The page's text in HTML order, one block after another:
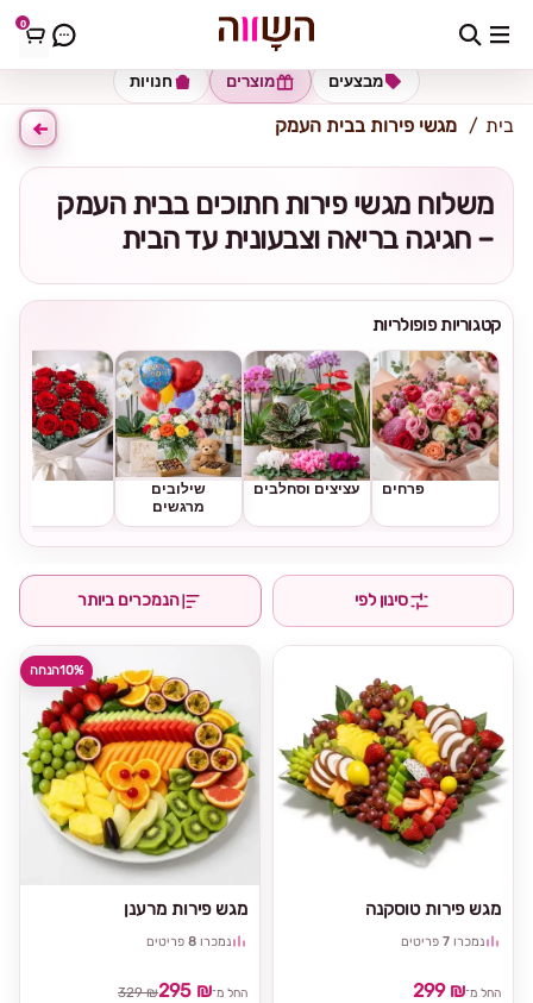
0 כתובת למשלוח הזינו כתובת
חנויות מוצרים מבצעים
בית מגשי פירות בבית העמק
משלוח מגשי פירות חתוכים בבית העמק
– חגיגה בריאה וצבעונית עד הבית
קטגוריות פופולריות
פרחים עציצים וסחלבים
שילובים
מרגשים
סינון לפי הנמכרים ביותר
10%הנחה
מגש פירות מרענן
נמכרו 8 פריטים
החל מ־295 ₪
329 ₪
מגש פירות טוסקנה
נמכרו 7 פריטים
החל מ־299 ₪